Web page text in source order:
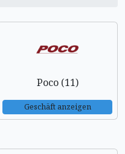
Poco (11)
Geschäft anzeigen